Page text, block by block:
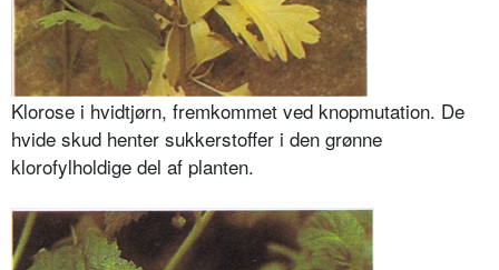
Klorose i hvidtjørn, fremkommet ved knopmutation. De
hvide skud henter sukkerstoffer i den grønne
klorofylholdige del af planten.